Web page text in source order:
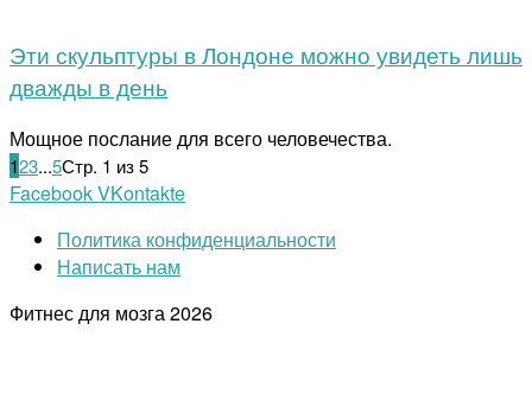
Эти скульптуры в Лондоне можно увидеть лишь
дважды в день
Мощное послание для всего человечества.
123...5Стр. 1 из 5
FacebookVKontakte
Политика конфиденциальности
Написать нам
Фитнес для мозга2026